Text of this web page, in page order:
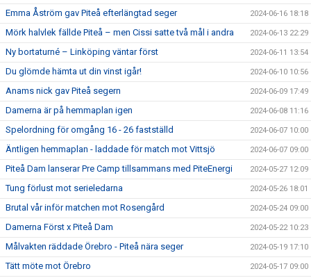
Emma Åström gav Piteå efterlängtad seger 2024-06-16 18:18
Mörk halvlek fällde Piteå – men Cissi satte två mål i andra 2024-06-13 22:29
Ny bortaturné – Linköping väntar först 2024-06-11 13:54
Du glömde hämta ut din vinst igår! 2024-06-10 10:56
Anams nick gav Piteå segern 2024-06-09 17:49
Damerna är på hemmaplan igen 2024-06-08 11:16
Spelordning för omgång 16 - 26 fastställd 2024-06-07 10:00
Äntligen hemmaplan - laddade för match mot Vittsjö 2024-06-07 09:00
Piteå Dam lanserar Pre Camp tillsammans med PiteEnergi 2024-05-27 12:09
Tung förlust mot serieledarna 2024-05-26 18:01
Brutal vår inför matchen mot Rosengård 2024-05-24 09:00
Damerna Först x Piteå Dam 2024-05-22 10:23
Målvakten räddade Örebro - Piteå nära seger 2024-05-19 17:10
Tätt möte mot Örebro 2024-05-17 09:00